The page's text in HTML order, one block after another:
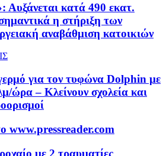
Αυξάνεται κατά 490 εκατ.
η στήριξη των
αναβάθμιση κατοικιών
για τον τυφώνα Dolphin με
ώρα – Κλείνουν σχολεία και
www.pressreader.com
με 2 τραυματίες